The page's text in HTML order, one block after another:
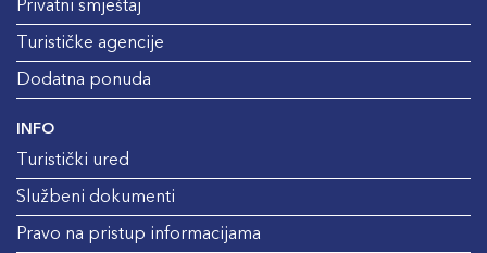
Privatni smještaj
Turističke agencije
Dodatna ponuda
INFO
Turistički ured
Službeni dokumenti
Pravo na pristup informacijama